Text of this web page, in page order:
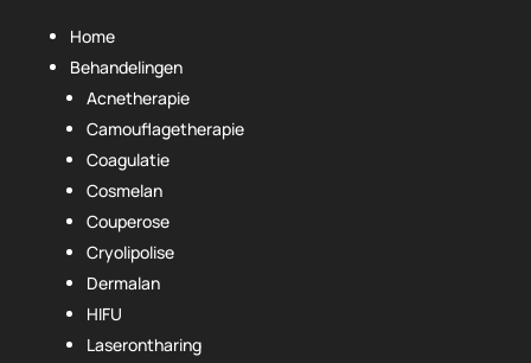
Home
Behandelingen
Acnetherapie
Camouflagetherapie
Coagulatie
Cosmelan
Couperose
Cryolipolise
Dermalan
HIFU
Laserontharing